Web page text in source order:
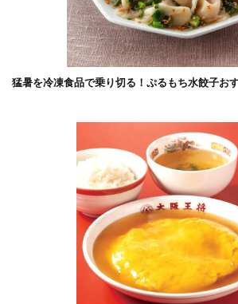
猛暑を冷凍食品で乗り切る！ぷるもち水餃子お